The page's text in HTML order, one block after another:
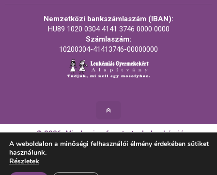
Nemzetközi bankszámlaszám (IBAN):
HU89 1020 0304 4141 3746 0000 0000
Számlaszám:
10200304-41413746-00000000
© 2026. Minden jog fenntartva! - Leukémiás
Gyermekekért Alapítvány
A weboldalon a minőségi felhasználói élmény érdekében sütiket
használunk.
Részletek